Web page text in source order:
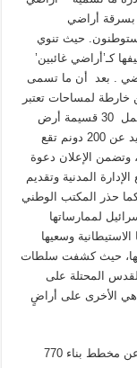
بسرقة أراضي
حيث تنوي
كـ’أراضي غائبين’
. بعد أن ما تسمى
خارطة لمساحات تعتبر
‘أراضي غائبين’ قرب البؤرة الاستيطانية ‘عمونا’، تشمل 30 قسيمة أرض
يمكن نقل البؤرة الاستيطانية إليها على مساحدة تزيد عن 200 دونم تقع
وتضمن الإعلان دعوة
المدنية وتقديم
حذر المكتب الوطني
لممارساتها
وسعيها
حيث كشفت سلطات
في القدس المحتلة على
هي الأخرى على أراضٍ
ويأتي هذا المخطط بعد اسبوعين فقط من الإعلان عن مخطط بناء 770